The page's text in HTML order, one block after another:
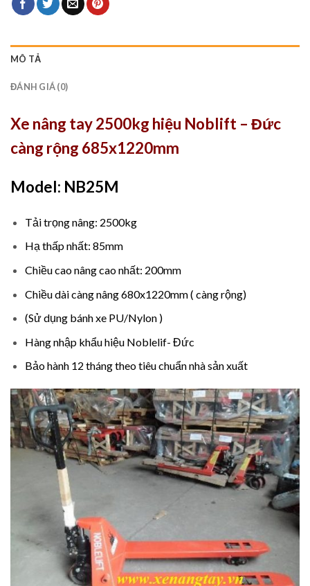
MÔ TẢ
ĐÁNH GIÁ (0)
Xe nâng tay 2500kg hiệu Noblift – Đức
càng rộng 685x1220mm
Model: NB25M
Tải trọng nâng: 2500kg
Hạ thấp nhất: 85mm
Chiều cao nâng cao nhất: 200mm
Chiều dài càng nâng 680x1220mm ( càng rộng)
(Sử dụng bánh xe PU/Nylon )
Hàng nhập khẩu hiệu Noblelif- Đức
Bảo hành 12 tháng theo tiêu chuẩn nhà sản xuất